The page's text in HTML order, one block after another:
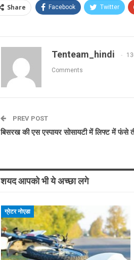
Share Facebook Twitter
Tenteam_hindi
Comments
PREV POST
बिसरख की एस एस्पायर सोसायटी में लिफ्ट में फंसे
शयद आपको भी ये अच्छा लगे
ग्रेटर नोएडा